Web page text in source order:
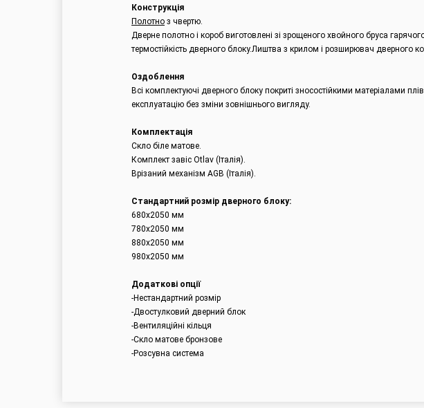
Конструкція
Полотно з чвертю.
Дверне полотно і короб виготовлені зі зрощеного хвойного бруса
термостійкість дверного блоку.Лиштва з крилом і розширювач дверного
Оздоблення
Всі комплектуючі дверного блоку покриті зносостійкими матеріалами
експлуатацію без зміни зовнішнього вигляду.
Комплектація
Скло біле матове.
Комплект завіс Otlav (Італія).
Врізаний механізм AGB (Італія).
Стандартний розмір дверного блоку:
680x2050 мм
780х2050 мм
880х2050 мм
980х2050 мм
Додаткові опції
-Нестандартний розмір
-Двостулковий дверний блок
-Вентиляційні кільця
-Скло матове бронзове
-Розсувна система